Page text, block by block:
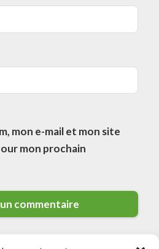
mon e-mail et mon site
mon prochain